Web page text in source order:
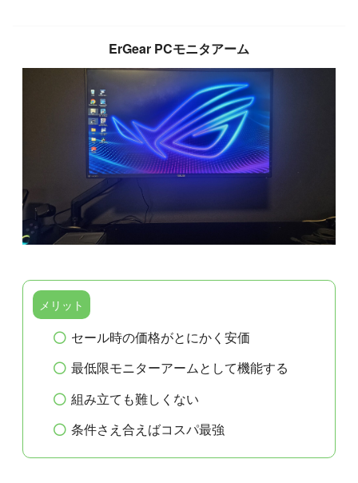
ErGear PCモニタアーム
メリット
セール時の価格がとにかく安価
最低限モニターアームとして機能する
組み立ても難しくない
条件さえ合えばコスパ最強